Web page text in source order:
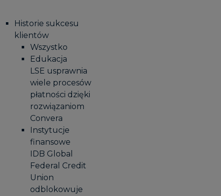
Historie sukcesu
klientów
Wszystko
Edukacja
LSE usprawnia
wiele procesów
płatności dzięki
rozwiązaniom
Convera
Instytucje
finansowe
IDB Global
Federal Credit
Union
odblokowuje